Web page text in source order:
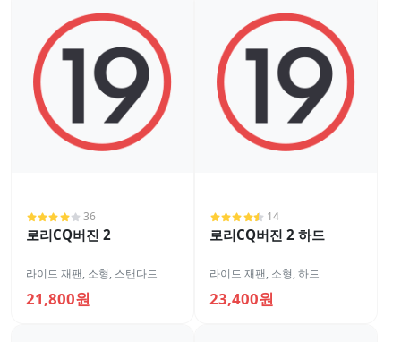
36
로리CQ버진 2
라이드 재팬, 소형, 스탠다드
21,800원
14
로리CQ버진 2 하드
라이드 재팬, 소형,하드
23,400원